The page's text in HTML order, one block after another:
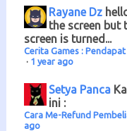
Rayane Dz
the screen but
screen is turned...
Cerita Games :
· 1 year ago
Setya Panca
ini :
Cara Me-Refund
ago